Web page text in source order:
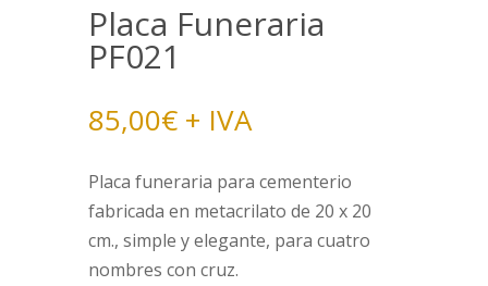
Placa Funeraria
PF021
85,00€ + IVA
Placa funeraria para cementerio
fabricada en metacrilato de 20 x 20
cm., simple y elegante, para cuatro
nombres con cruz.